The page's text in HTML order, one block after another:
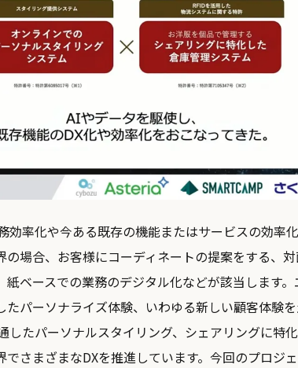
効率化や今ある既存の機能またはサービスの効率
の場合、お客様にコーディネートの提案をする、
紙ベースでの業務のデジタル化などが該当します
たパーソナライズ体験、いわゆる新しい顧客体験を
したパーソナルスタイリング、シェアリングに特
でさまざまなDXを推進しています。今回のプロジ